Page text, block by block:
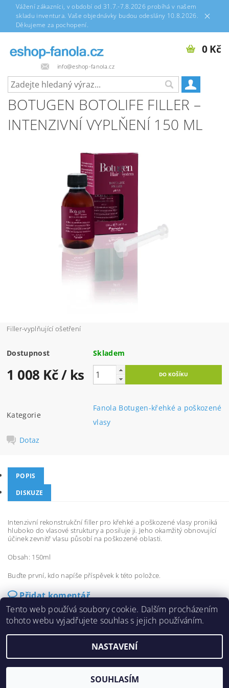
Vážení zákazníci, v období od 31.7.-7.8.2026 probíhá v našem
skladu inventura. Vaše objednávky budou odeslány 10.8.2026.
Děkujeme za pochopení.
info@eshop-fanola.cz
0 Kč
BOTUGEN BOTOLIFE FILLER –
INTENZIVNÍ VYPLŇENÍ 150 ML
Filler-vyplňující ošetření
Dostupnost Skladem
1 008 Kč/ ks
Kategorie
Fanola Botugen-křehké a poškozené
vlasy
Dotaz
POPIS
DISKUZE
Intenzivní rekonstrukční filler pro křehké a poškozené vlasy proniká
hluboko do vlasové struktury a posiluje ji. Jeho okamžitý obnovující
účinek zevnitř vlasu působí na poškozené oblasti.
Obsah: 150ml
Buďte první, kdo napíše příspěvek k této položce.
Přidat komentář
2026 ©eshop-fanola.cz, všechna práva vyhrazena
Vytvořil Shoptet
Tento web používá soubory cookie. Dalším procházením
tohoto webu vyjadřujete souhlas s jejich používáním.
NASTAVENÍ
SOUHLASÍM